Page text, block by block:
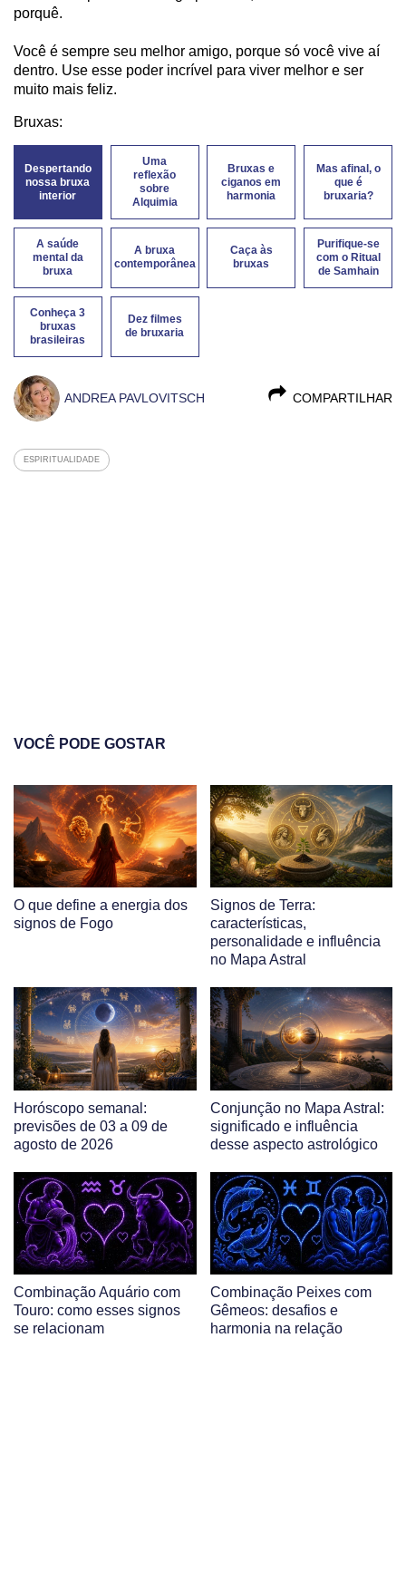
porquê.
Você é sempre seu melhor amigo, porque só você vive aí
dentro. Use esse poder incrível para viver melhor e ser
muito mais feliz.
Bruxas:
Despertando
nossa bruxa
interior
Uma
reflexão
sobre
Alquimia
Bruxas e
ciganos em
harmonia
Mas afinal, o
que é
bruxaria?
A saúde
mental da
bruxa
A bruxa
contemporânea
Caça às
bruxas
Purifique-se
com o Ritual
de Samhain
Conheça 3
bruxas
brasileiras
Dez filmes
de bruxaria
COMPARTILHAR
ANDREA PAVLOVITSCH
ESPIRITUALIDADE
VOCÊ PODE GOSTAR
O que define a energia dos
signos de Fogo
Signos de Terra:
características,
personalidade e influência
no Mapa Astral
Horóscopo semanal:
previsões de 03 a 09 de
agosto de 2026
Conjunção no Mapa Astral:
significado e influência
desse aspecto astrológico
Combinação Aquário com
Touro: como esses signos
se relacionam
Combinação Peixes com
Gêmeos: desafios e
harmonia na relação